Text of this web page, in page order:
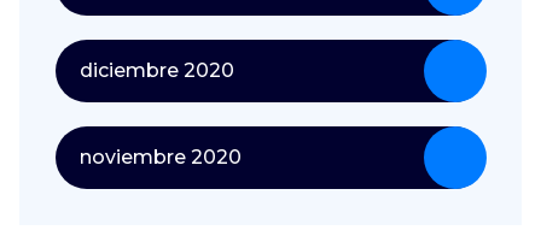
diciembre 2020
noviembre 2020